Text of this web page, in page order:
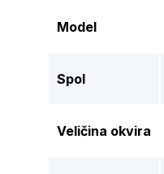
Model
Spol
Veličina okvira